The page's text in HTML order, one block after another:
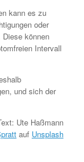
kann es zu
oder
Diese können
Intervall
und sich der
Ute Haßmann
auf Unsplash